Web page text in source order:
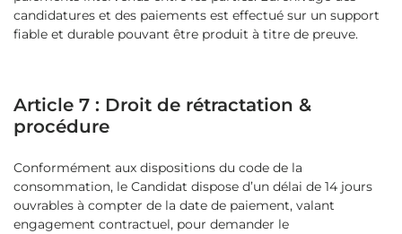
candidatures et des paiements est effectué sur un support
fiable et durable pouvant être produit à titre de preuve.
Article 7 : Droit de rétractation &
procédure
Conformément aux dispositions du code de la
consommation, le Candidat dispose d’un délai de 14 jours
ouvrables à compter de la date de paiement, valant
engagement contractuel, pour demander le